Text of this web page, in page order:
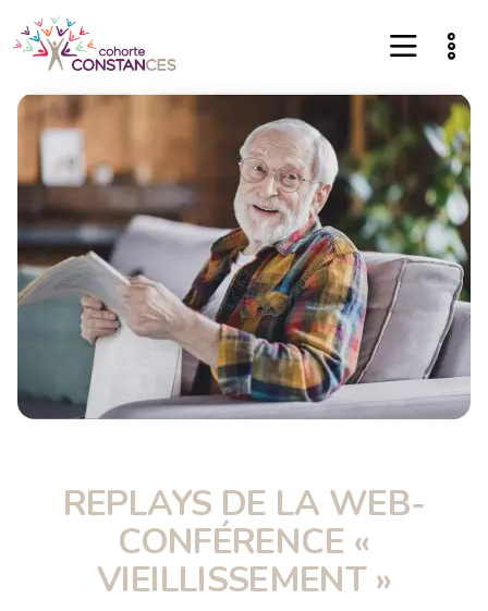
REPLAYS DE LA WEB-
CONFÉRENCE «
VIEILLISSEMENT »